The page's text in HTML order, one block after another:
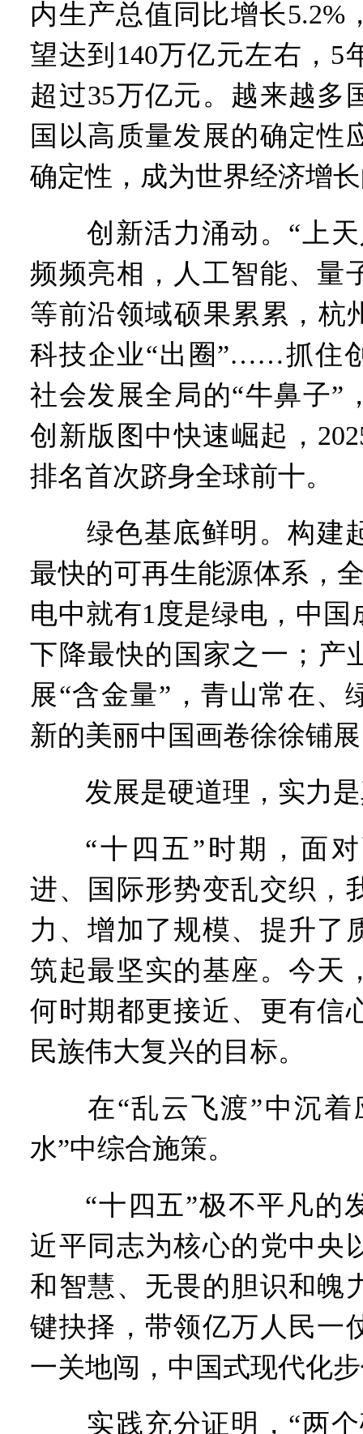
内生产总值同比增长5.2%
望达到140万亿元左右，5
超过35万亿元。越来越多
国以高质量发展的确定性
确定性，成为世界经济增
创新活力涌动。“上天
频频亮相，人工智能、量
等前沿领域硕果累累，杭
科技企业“出圈”……抓住
社会发展全局的“牛鼻子”
创新版图中快速崛起，
排名首次跻身全球前十。
绿色基底鲜明。构建
最快的可再生能源体系，
电中就有1度是绿电，中国
下降最快的国家之一；产
展“含金量”，青山常在、
新的美丽中国画卷徐徐铺
发展是硬道理，实力是
“十四五”时期，面对
进、国际形势变乱交织，
力、增加了规模、提升了
筑起最坚实的基座。今天
何时期都更接近、更有信
民族伟大复兴的目标。
在“乱云飞渡”中沉着
水”中综合施策。
“十四五”极不平凡的
近平同志为核心的党中央
和智慧、无畏的胆识和魄
键抉择，带领亿万人民一
一关地闯，中国式现代化
实践充分证明，“两个